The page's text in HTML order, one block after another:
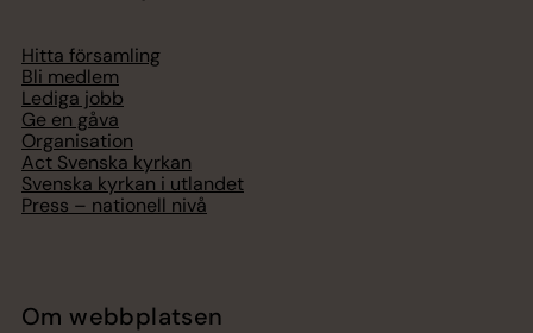
Hitta församling
Bli medlem
Lediga jobb
Ge en gåva
Organisation
Act Svenska kyrkan
Svenska kyrkan i utlandet
Press – nationell nivå
Om webbplatsen